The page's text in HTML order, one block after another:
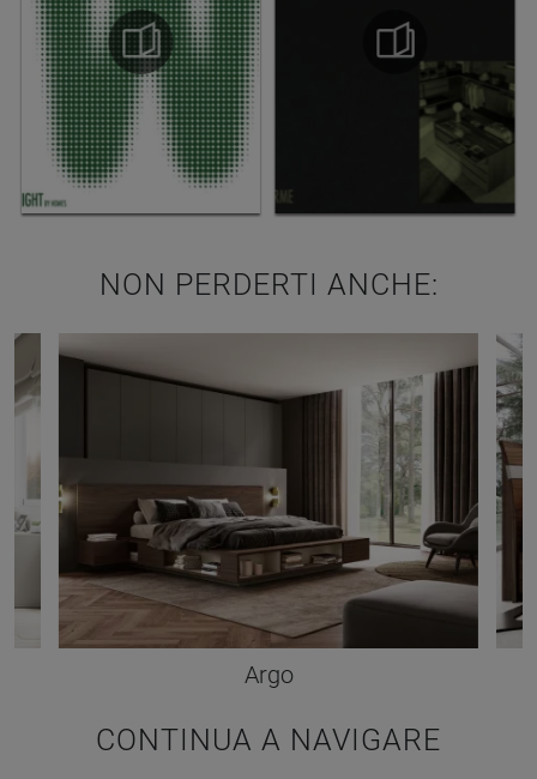
NON PERDERTI ANCHE:
Argo
CONTINUA A NAVIGARE